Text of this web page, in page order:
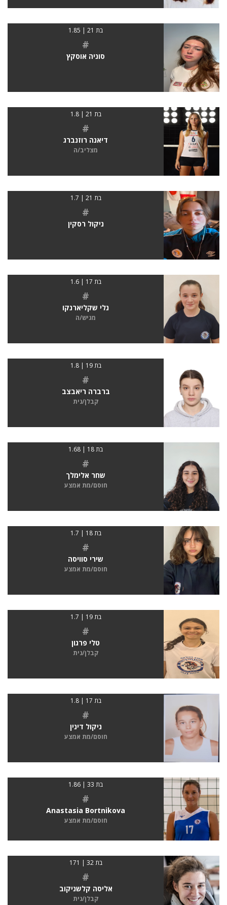
בת 21 | 1.85
#
סוניה אוסקץ
בת 21 | 1.8
#
דיאנה רוזנברג
מצליב/ה
בת 21 | 1.7
#
ניקול רסקין
בת 17 | 1.6
#
נלי שקליארנקו
מגיש/ה
בת 19 | 1.8
#
ברברה ריאבצב
קבלן/נית
בת 18 | 1.68
#
שחר אלימלך
חוסם/מת אמצע
בת 18 | 1.7
#
שירי סוויסה
חוסם/מת אמצע
בת 19 | 1.7
#
טלי פרגון
קבלן/נית
בת 17 | 1.8
#
ניקול דינין
חוסם/מת אמצע
בת 33 | 1.86
#
Anastasia Bortnikova
חוסם/מת אמצע
בת 32 | 171
#
אליסה קלשניקוב
קבלן/נית